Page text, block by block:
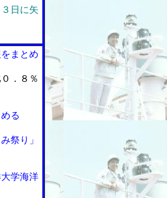
日に矢
まとめ
．８％
る
祭り」
学海洋